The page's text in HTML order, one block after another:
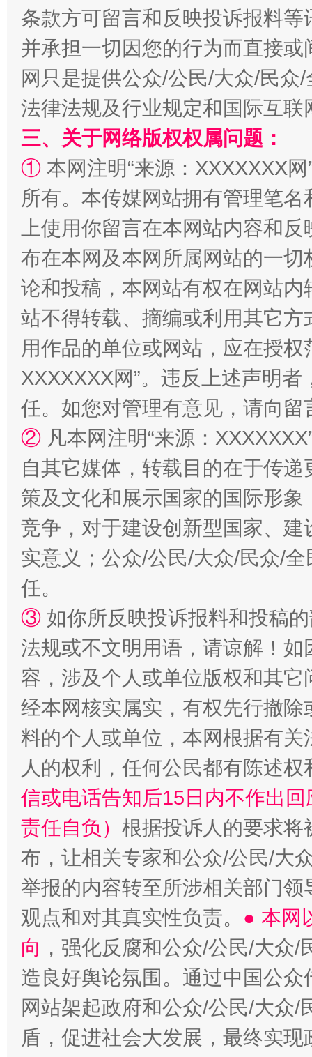
阿坝州三大球赛在茂县开幕 规模
国家大学科技园优化重塑工作
扯下公款旅游的“隐身衣” 如何以
条款方可留言和反映投诉报料
并承担一切因您的行为而直接
网只是提供公众/公民/大众/民
法律法规及行业规定和国际互
三、关于网络版权权属问题：
① 本网注明“来源：XXXXXXX
所有。本传媒网站拥有管理笔
上使用你留言在本网站内容和
布在本网及本网所属网站的一
论和投稿，本网站有权在网站
站不得转载、摘编或利用其它
用作品的单位或网站，应在授
XXXXXXX网”。违反上述声明
任。如您对管理有意见，请向
② 凡本网注明“来源：
自其它媒体，转载目的在于传
策及文化和展示国家的国际形
竞争，对于建设创新型国家、
实意义；公众/公民/大众/民众/
任。
③ 如你所反映投诉报料和投稿
法规或不文明用语，请谅解！
容，涉及个人或单位版权和其它
经本网核实属实，有权先行撤
料的个人或单位，本网根据有
人的权利，任何公民都有陈述
信或电话告知后15日内不作出
责任自负） 根据投诉人的要求将
布，让相关专家和公众/公民/大
举报的内容转至所涉相关部门
观点和对其真实性负责。 ● 本网
向 ，强化反腐和公众/公民/大众
造良好舆论氛围。通过中国公
网站架起政府和公众/公民/大众
盾，促进社会大发展，最终实